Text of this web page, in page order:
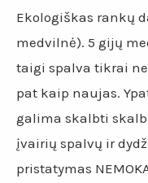
Ekologiškas rankų
medvilnė). 5 gijų
taigi spalva tikrai
pat kaip naujas.
galima skalbti
įvairių spalvų ir
pristatymas